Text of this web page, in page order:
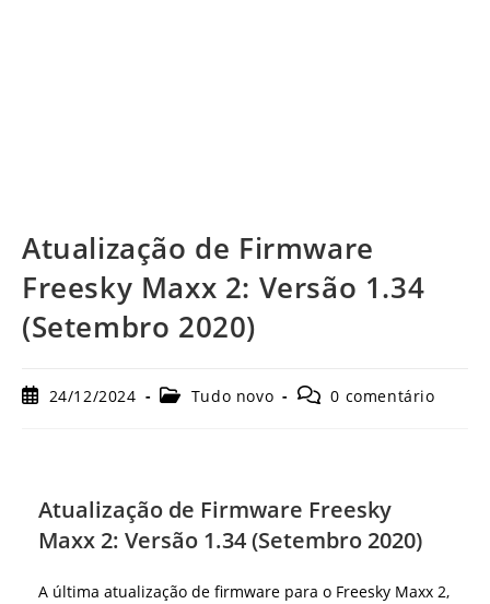
Atualização de Firmware
Freesky Maxx 2: Versão 1.34
(Setembro 2020)
Post24/12/2024
Categoria
Tudo novo
Comentários
0 comentário
Atualização de Firmware Freesky
Maxx 2: Versão 1.34 (Setembro 2020)
A última atualização de firmware para o Freesky Maxx 2,